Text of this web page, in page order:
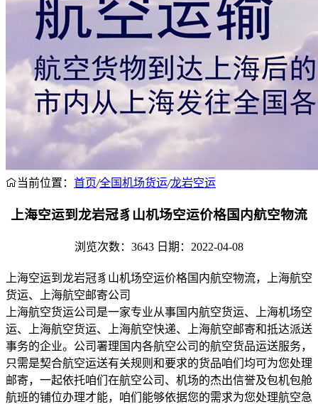
当前位置： 首页/全国机场货运/龙岩空运
上海空运到龙岩冠豸山机场空运价格国内航空物流
浏览次数：3643 日期：2022-04-08
上海空运到龙岩冠豸山机场空运价格国内航空物流，上海航空
货运、上海航空邮寄公司
上海航空货运公司是一家专业从事国内航空货运、上海机场空
运、上海航空货运、上海航空快递、上海航空邮寄和抵达派送
事务的企业。公司署理国内各航空公司的航空货品运送服务，
只需是契合航空运送有关规则和要求的货品咱们均可为您处理
邮寄，一起依托咱们在航空公司、机场的杰出信誉及包机包舱
航班的铺位办理才能，咱们能够依据您的需求为您处理航空急